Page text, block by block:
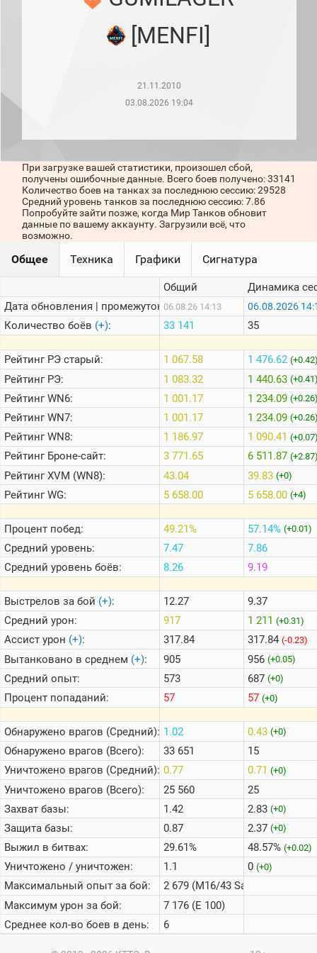
игроков
Кланы
Статистика
стримеров
Информация
Онлайн
Цветовая
шкала
Теlegram
ВК
Портал
Мира
Танков
[MENFI]
21.11.2010
03.08.2026 19:04
При загрузке вашей статистики, произошел сбой,
получены ошибочные данные. Всего боев получено: 33141
Количество боев на танках за последнюю сессию: 29528
Средний уровень танков за последнюю сессию: 7.86
Попробуйте зайти позже, когда Мир Танков обновит
данные по вашему аккаунту. Загрузили всё, что
возможно.
Общее Техника Графики Сигнатура
Дата обновления | промежуток:
Количество боёв (+):
РейтингРЭ старый:
РейтингРЭ:
РейтингWN6:
РейтингWN7:
РейтингWN8:
РейтингБроне-сайт:
РейтингXVM (WN8):
РейтингWG:
Процент побед:
Средний уровень:
Средний уровень боёв:
Выстрелов за бой (+):
Средний урон:
Ассист урон (+):
Вытанковано в среднем (+):
Средний опыт:
Процент попаданий:
Обнаружено врагов (Средний):
Обнаружено врагов (Всего):
Уничтожено врагов (Средний):
Уничтожено врагов (Всего):
Захват базы:
Защита базы:
Выжил в битвах:
Уничтожено / уничтожен:
Максимальный опыт за бой:
Максимум урон за бой:
Среднее кол-во боев в день:
Общий
06.08.26 14:13
33 141
1 067.58
1 083.32
1 001.17
1 001.17
1 186.97
3 771.65
43.04
5 658.00
49.21%
7.47
8.26
12.27
917
317.84
905
573
57
1.02
33 651
0.77
25 560
1.42
0.87
29.61%
1.1
2 679 (M16/43 Sahariano)
7 176 (E 100)
6
Динамика
06.08.2026
35
1 476.62
1 440.63
1 234.09
1 234.09
1 090.41
6 511.87
39.83 (+0)
5 658.00 (+4)
57.14% (+0.01)
7.86
9.19
9.37
1 211 (+0.31)
317.84 (-0.23)
956 (+0.05)
687 (+0)
57 (+0)
0.43 (+0)
15
0.71 (+0)
25
2.83 (+0)
2.37 (+0)
48.57% (+0.02)
0 (+0)